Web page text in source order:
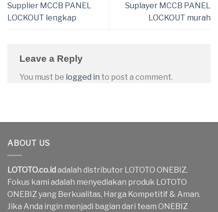
Supplier MCCB PANEL
LOCKOUT lengkap
Suplayer MCCB PANEL
LOCKOUT murah
Leave a Reply
You must be logged in to post a comment.
ABOUT US
LOTOTO.co.idadalah distributor LOTOTO ONEBIZ.
Fokus kami adalah menyediakan produk LOTOTO
ONEBIZ yang Berkualitas, Harga Kompetitif & Aman.
Jika Anda ingin menjadi bagian dari team ONEBIZ